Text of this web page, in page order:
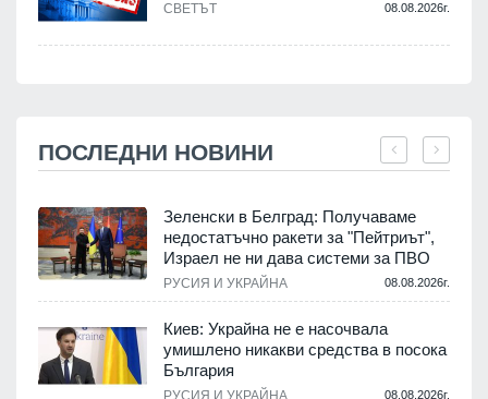
СВЕТЪТ 08.08.2026г.
ПОСЛЕДНИ НОВИНИ
Зеленски в Белград: Получаваме
недостатъчно ракети за "Пейтриът",
Израел не ни дава системи за ПВО
РУСИЯ И УКРАЙНА 08.08.2026г.
Киев: Украйна не е насочвала
умишлено никакви средства в посока
България
08.08.2026г.